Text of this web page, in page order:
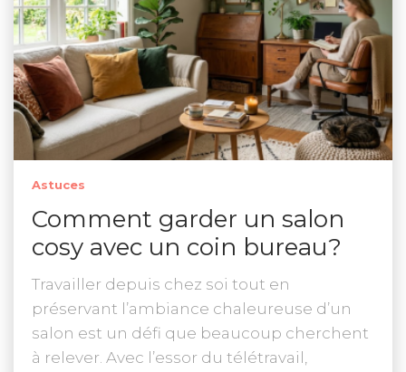
Astuces
Comment garder un salon
cosy avec un coin bureau?
Travailler depuis chez soi tout en
préservant l’ambiance chaleureuse d’un
salon est un défi que beaucoup cherchent
à relever. Avec l’essor du télétravail,